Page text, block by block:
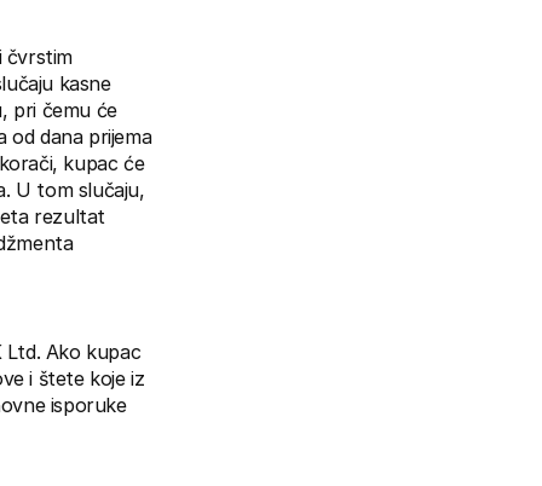
čvrstim
kasne
pri čemu će
od dana prijema
kupac će
U tom slučaju,
rezultat
Ltd. Ako kupac
i štete koje iz
isporuke